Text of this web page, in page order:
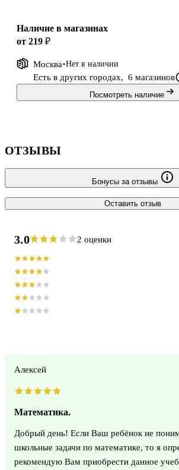
Наличие в магазинах
от 219 ₽
Москва Нет в наличии
Есть в других городах, 6 магазинов
Посмотреть наличие
ОТЗЫВЫ
Бонусы за отзывы
Оставить отзыв
3.0 2 оценки
Алексей
Математика.
Добрый день! Если Ваш ребёнок не
школьные задачи по математике, то я
рекомендую Вам приобрести данное